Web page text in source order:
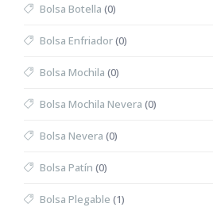
Bolsa Botella (0)
Bolsa Enfriador(0)
Bolsa Mochila (0)
Bolsa Mochila Nevera (0)
Bolsa Nevera (0)
Bolsa Patín (0)
Bolsa Plegable (1)